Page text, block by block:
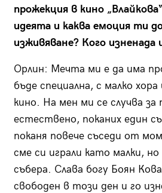
прожекция в кино
идеята и каква емоция ти
изживяване? Кого изненада
Орлин: Мечта ми е да има
бъде специална, с малко
кино. На мен ми се случва
естествено, поканих един
поканя повече съседи от
сме си играли като малки, но
събера. Слава богу Боян
свободен в този ден и го